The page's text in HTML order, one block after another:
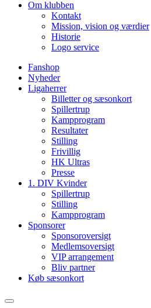
Om klubben
Kontakt
Mission, vision og værdier
Historie
Logo service
Fanshop
Nyheder
Ligaherrer
Billetter og sæsonkort
Spillertrup
Kampprogram
Resultater
Stilling
Frivillig
HK Ultras
Presse
1. DIV Kvinder
Spillertrup
Stilling
Kampprogram
Sponsorer
Sponsoroversigt
Medlemsoversigt
VIP arrangement
Bliv partner
Køb sæsonkort